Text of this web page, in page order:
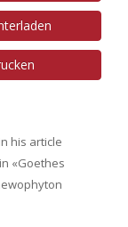
his article
«Goethes